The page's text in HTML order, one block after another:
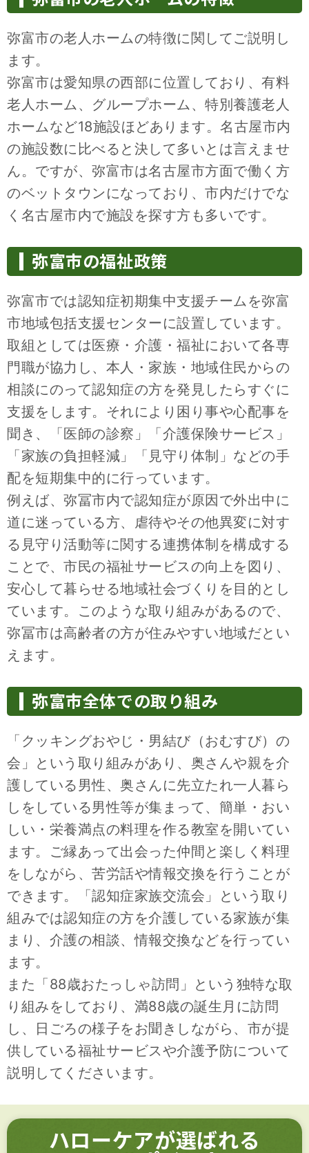
弥富市の老人ホームの特徴に関してご説明し
ます。
弥富市は愛知県の西部に位置しており、有料
老人ホーム、グループホーム、特別養護老人
ホームなど18施設ほどあります。名古屋市内
の施設数に比べると決して多いとは言えませ
ん。ですが、弥富市は名古屋市方面で働く方
のベットタウンになっており、市内だけでな
く名古屋市内で施設を探す方も多いです。
弥富市の福祉政策
弥富市では認知症初期集中支援チームを弥富
市地域包括支援センターに設置しています。
取組としては医療・介護・福祉において各専
門職が協力し、本人・家族・地域住民からの
相談にのって認知症の方を発見したらすぐに
支援をします。それにより困り事や心配事を
聞き、「医師の診察」「介護保険サービス」
「家族の負担軽減」「見守り体制」などの手
配を短期集中的に行っています。
例えば、弥冨市内で認知症が原因で外出中に
道に迷っている方、虐待やその他異変に対す
る見守り活動等に関する連携体制を構成する
ことで、市民の福祉サービスの向上を図り、
安心して暮らせる地域社会づくりを目的とし
ています。このような取り組みがあるので、
弥冨市は高齢者の方が住みやすい地域だとい
えます。
弥富市全体での取り組み
「クッキングおやじ・男結び（おむすび）の
会」という取り組みがあり、奥さんや親を介
護している男性、奥さんに先立たれ一人暮ら
しをしている男性等が集まって、簡単・おい
しい・栄養満点の料理を作る教室を開いてい
ます。ご縁あって出会った仲間と楽しく料理
をしながら、苦労話や情報交換を行うことが
できます。「認知症家族交流会」という取り
組みでは認知症の方を介護している家族が集
まり、介護の相談、情報交換などを行ってい
ます。
また「88歳おたっしゃ訪問」という独特な取
り組みをしており、満88歳の誕生月に訪問
し、日ごろの様子をお聞きしながら、市が提
供している福祉サービスや介護予防について
説明してくださいます。
ハローケアが選ばれる